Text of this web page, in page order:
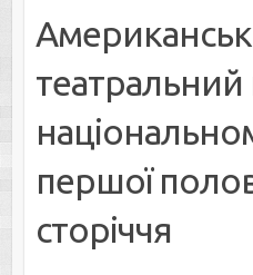
першої
сторіччя